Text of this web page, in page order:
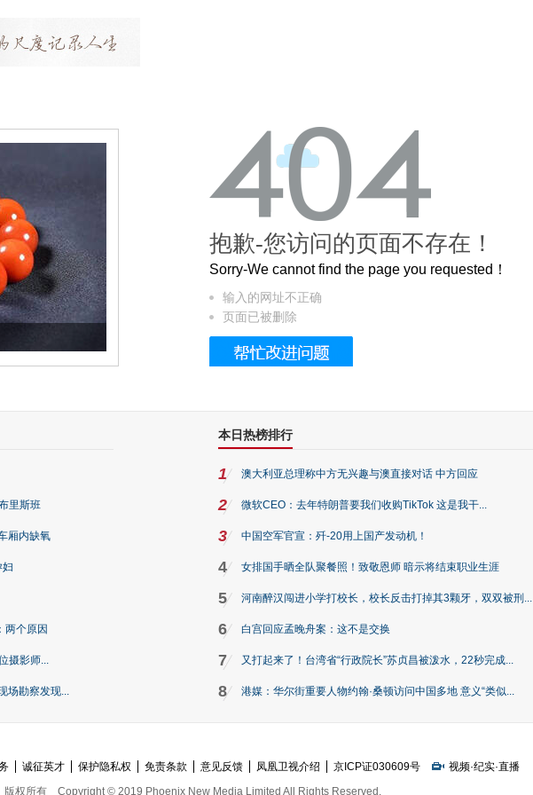
这个3.2米的长卷，还原了600岁的紫禁城
抱歉-您访问的页面不存在！
Sorry-We cannot find the page you requested！
输入的网址不正确
页面已被删除
里斯班
厢内缺氧
两个原因
摄影师...
场勘察发现...
本日热榜排行
1 澳大利亚总理称中方无兴趣与澳直接对话 中方回应
2 微软CEO：去年特朗普要我们收购TikTok 这是我干...
3 中国空军官宣：歼-20用上国产发动机！
4 女排国手晒全队聚餐照！致敬恩师 暗示将结束职业生涯
5 河南醉汉闯进小学打校长，校长反击打掉其3颗牙，双双被刑...
6 白宫回应孟晚舟案：这不是交换
7 又打起来了！台湾省“行政院长”苏贞昌被泼水，22秒完成...
8 港媒：华尔街重要人物约翰·桑顿访问中国多地 意义“类似...
诚征英才 保护隐私权 免责条款 意见反馈 凤凰卫视介绍 京ICP证030609号 视频·纪实·直播
版权所有 Copyright © 2019 Phoenix New Media Limited All Rights Reserved.